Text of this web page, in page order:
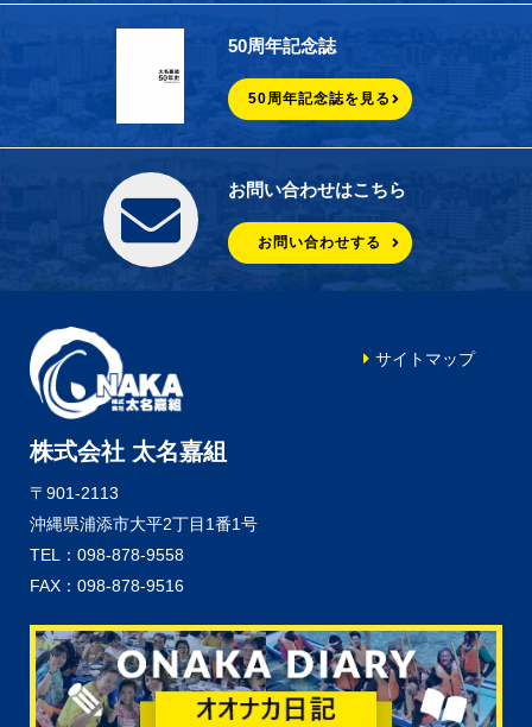
50周年記念誌
50周年記念誌を見る
お問い合わせはこちら
お問い合わせする
株式会社 太名嘉組
〒901-2113
沖縄県浦添市大平2丁目1番1号
TEL：098-878-9558
FAX：098-878-9516
サイトマップ